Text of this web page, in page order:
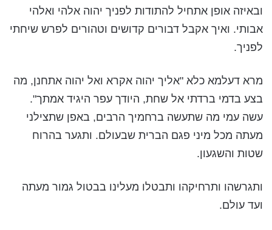
ובאיזה אופן אתחיל להתודות לפניך יהוה אלהי ואלהי
אבותי. ואיך אקבל דבורים קדושים וטהורים לפרש שיחתי
לפניך.
מרא דעלמא כלא "אליך יהוה אקרא ואל יהוה אתחנן, מה
בצע בדמי ברדתי אל שחת, היודך עפר היגיד אמתך".
עשה עמי מה שתעשה ברחמיך הרבים, באפן שתצילני
מעתה מכל מיני פגם הברית שבעולם. ותגער בהרוח
שטות והשגעון.
ותגרשהו ותרחיקהו ותבטלו מעלינו בבטול גמור מעתה
ועד עולם.